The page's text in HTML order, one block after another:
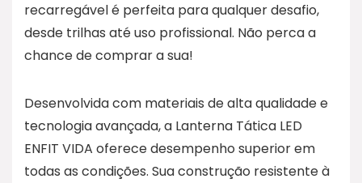
recarregável é perfeita para qualquer desafio,
desde trilhas até uso profissional. Não perca a
chance de comprar a sua!
Desenvolvida com materiais de alta qualidade e
tecnologia avançada, a Lanterna Tática LED
ENFIT VIDA oferece desempenho superior em
todas as condições. Sua construção resistente à